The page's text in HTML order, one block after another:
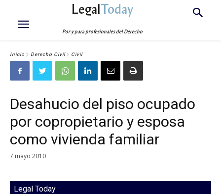
LegalToday
Por y para profesionales del Derecho
Inicio Derecho Civil Civil
Desahucio del piso ocupado
por copropietario y esposa
como vivienda familiar
7 mayo 2010
Legal Today